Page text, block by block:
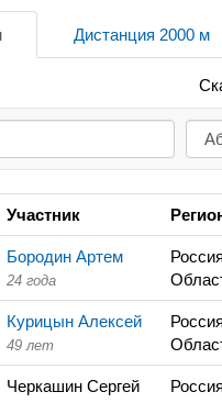
Дистанция 2000 м
Участник
Бородин Артем
24 года
Курицын Алексей
49 лет
Черкашин Сергей